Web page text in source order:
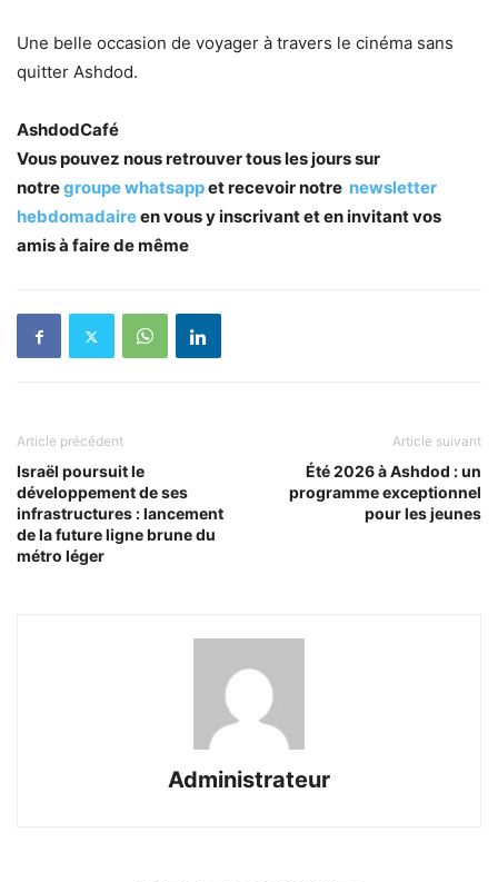
Une belle occasion de voyager à travers le cinéma sans
quitter Ashdod.
AshdodCafé
Vous pouvez nous retrouver tous les jours sur
notregroupe whatsappet recevoir notre newsletter
hebdomadaireen vous y inscrivant et en invitant vos
amis à faire de même
Article précédent
Israël poursuit le
développement de ses
infrastructures : lancement
de la future ligne brune du
métro léger
Article suivant
Été 2026 à Ashdod : un
programme exceptionnel
pour les jeunes
Administrateur